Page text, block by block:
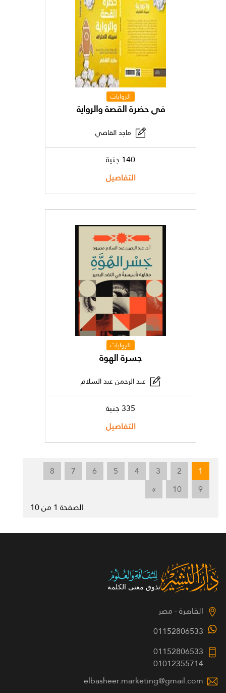
الروايات
في حضرة القصة والرواية
ماجد القاضي
140 جنية
التفاصيل
الروايات
جسرة الهوة
عبد الرحمن عبد السلام
335 جنية
التفاصيل
1
2
3
4
5
6
7
8
9
10
»
الصفحة 1 من 10
القاهرة - مصر
01152806533
01152806533
01012355714
elbasheer.marketing@gmail.com